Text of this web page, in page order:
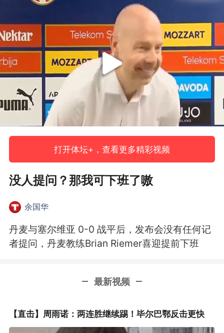
打开体坛+，查看更多精彩视频
没人提问？那我可下班了嗷
余国华
丹麦与塞尔维亚 0-0 战平后，发布会没有任何记
者提问，丹麦教练Brian Riemer喜迎提前下班
最新视频
【直击】周雨诺：两连胜继续踢！毕尔巴鄂反击更快